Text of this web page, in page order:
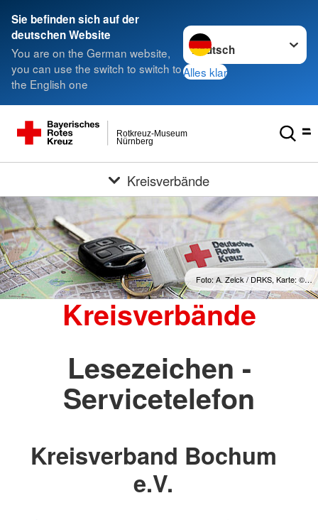
Sie befinden sich auf der
deutschen Website
You are on the German website,
you can use the switch to switch to
the English one
Sprache wechseln zu
Alles klar
Nürnberg
Rotkreuz-Museum
Kreisverbände
Foto: A. Zelck / DRKS, Karte: ©…
Kreisverbände
Lesezeichen -
Servicetelefon
Kreisverband Bochum
e.V.